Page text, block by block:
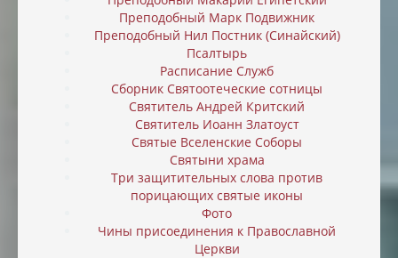
Преподобный Марк Подвижник
Преподобный Нил Постник (Синайский)
Псалтырь
Расписание Служб
Сборник Святоотеческие сотницы
Святитель Андрей Критский
Святитель Иоанн Златоуст
Святые Вселенские Соборы
Святыни храма
Три защитительных слова против
порицающих святые иконы
Фото
Чины присоединения к Православной
Церкви